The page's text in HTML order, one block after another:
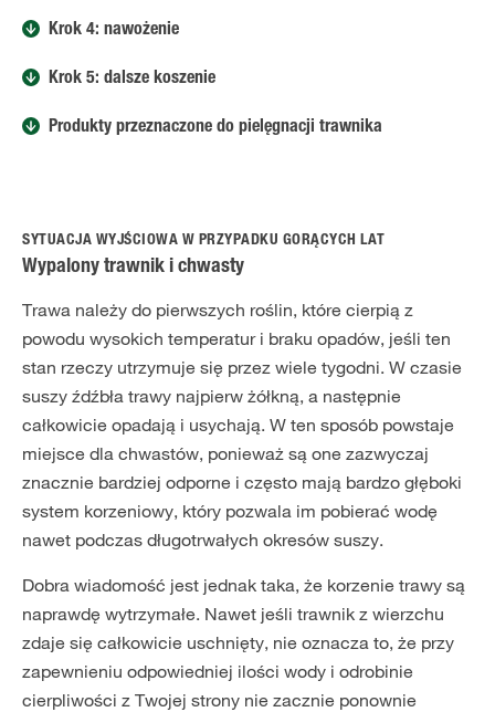
Krok 4: nawożenie
Krok 5: dalsze koszenie
Produkty przeznaczone do pielęgnacji trawnika
SYTUACJA WYJŚCIOWA W PRZYPADKU GORĄCYCH LAT
Wypalony trawnik i chwasty
Trawa należy do pierwszych roślin, które cierpią z
powodu wysokich temperatur i braku opadów, jeśli ten
stan rzeczy utrzymuje się przez wiele tygodni. W czasie
suszy źdźbła trawy najpierw żółkną, a następnie
całkowicie opadają i usychają. W ten sposób powstaje
miejsce dla chwastów, ponieważ są one zazwyczaj
znacznie bardziej odporne i często mają bardzo głęboki
system korzeniowy, który pozwala im pobierać wodę
nawet podczas długotrwałych okresów suszy.
Dobra wiadomość jest jednak taka, że korzenie trawy są
naprawdę wytrzymałe. Nawet jeśli trawnik z wierzchu
zdaje się całkowicie uschnięty, nie oznacza to, że przy
zapewnieniu odpowiedniej ilości wody i odrobinie
cierpliwości z Twojej strony nie zacznie ponownie